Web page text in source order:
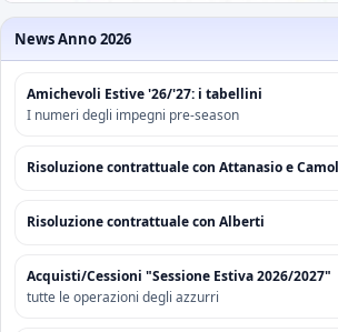
News Anno 2026
Amichevoli Estive '26/'27: i tabellini
I numeri degli impegni pre-season
Risoluzione contrattuale con Attanasio e
Risoluzione contrattuale con Alberti
Acquisti/Cessioni "Sessione Estiva 2026/2027"
tutte le operazioni degli azzurri